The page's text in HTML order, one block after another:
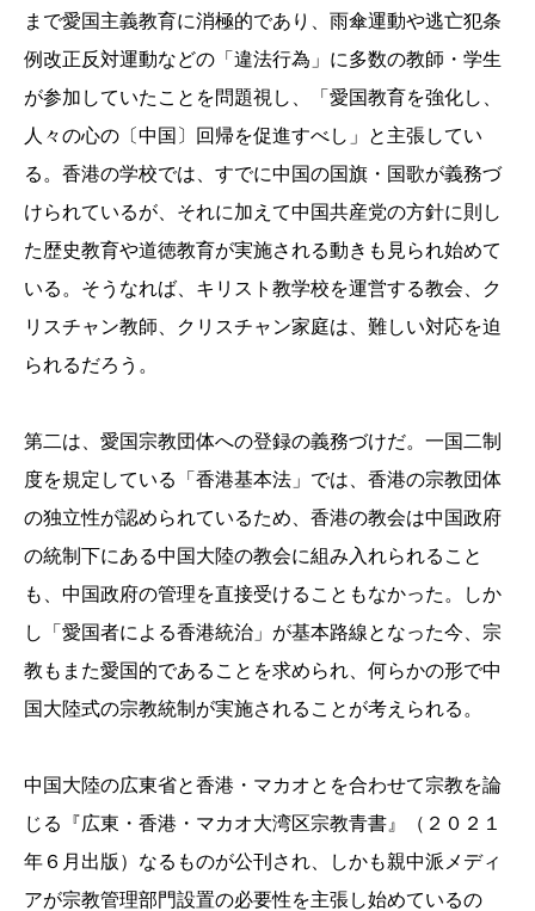
まで愛国主義教育に消極的であり、雨傘運動や逃亡犯条
例改正反対運動などの「違法行為」に多数の教師・学生
が参加していたことを問題視し、「愛国教育を強化し、
人々の心の〔中国〕回帰を促進すべし」と主張してい
る。香港の学校では、すでに中国の国旗・国歌が義務づ
けられているが、それに加えて中国共産党の方針に則し
た歴史教育や道徳教育が実施される動きも見られ始めて
いる。そうなれば、キリスト教学校を運営する教会、ク
リスチャン教師、クリスチャン家庭は、難しい対応を迫
られるだろう。
第二は、愛国宗教団体への登録の義務づけだ。一国二制
度を規定している「香港基本法」では、香港の宗教団体
の独立性が認められているため、香港の教会は中国政府
の統制下にある中国大陸の教会に組み入れられること
も、中国政府の管理を直接受けることもなかった。しか
し「愛国者による香港統治」が基本路線となった今、宗
教もまた愛国的であることを求められ、何らかの形で中
国大陸式の宗教統制が実施されることが考えられる。
中国大陸の広東省と香港・マカオとを合わせて宗教を論
じる『広東・香港・マカオ大湾区宗教青書』（２０２１
年６月出版）なるものが公刊され、しかも親中派メディ
アが宗教管理部門設置の必要性を主張し始めているの